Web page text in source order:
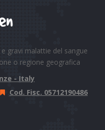
gravi malattie del sangue
o regione geografica
- Italy
Cod. Fisc. 05712190486